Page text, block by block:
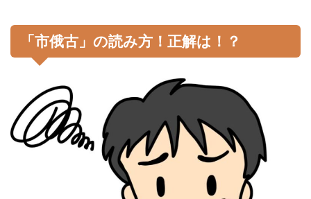
「市俄古」の読み方！正解は！？